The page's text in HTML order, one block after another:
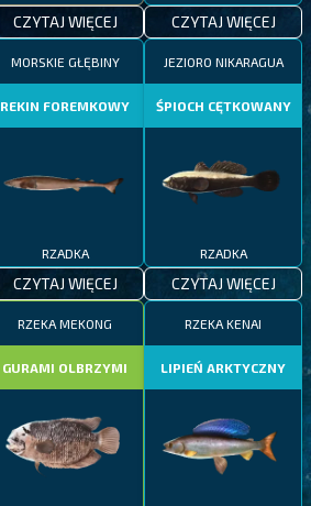
CZYTAJ WIĘCEJ CZYTAJ WIĘCEJ
MORSKIE GŁĘBINY
REKIN FOREMKOWY
RZADKA
CZYTAJ WIĘCEJ
JEZIORO NIKARAGUA
ŚPIOCH CĘTKOWANY
RZADKA
CZYTAJ WIĘCEJ
RZEKA MEKONG
GURAMI OLBRZYMI
RZEKA KENAI
LIPIEŃ ARKTYCZNY